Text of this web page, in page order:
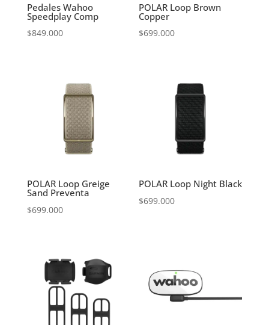
Pedales Wahoo
Speedplay Comp
$849.000
POLAR Loop Brown
Copper
$699.000
POLAR Loop Greige
Sand Preventa
$699.000
POLAR Loop Night Black
$699.000